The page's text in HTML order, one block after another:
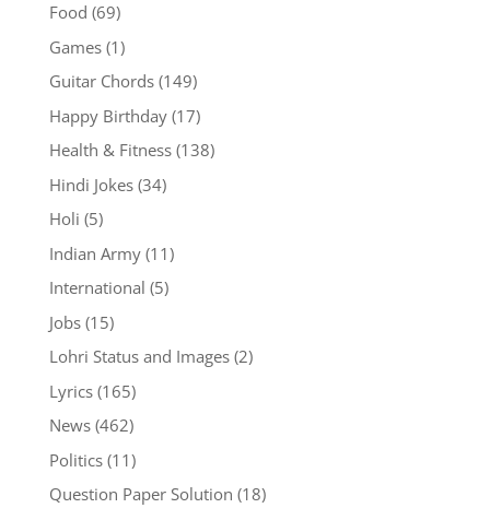
Food (69)
Games(1)
Guitar Chords(149)
Happy Birthday(17)
Health & Fitness(138)
Hindi Jokes(34)
Holi (5)
Indian Army(11)
International (5)
Jobs(15)
Lohri Status and Images(2)
Lyrics(165)
News(462)
Politics(11)
Question Paper Solution (18)